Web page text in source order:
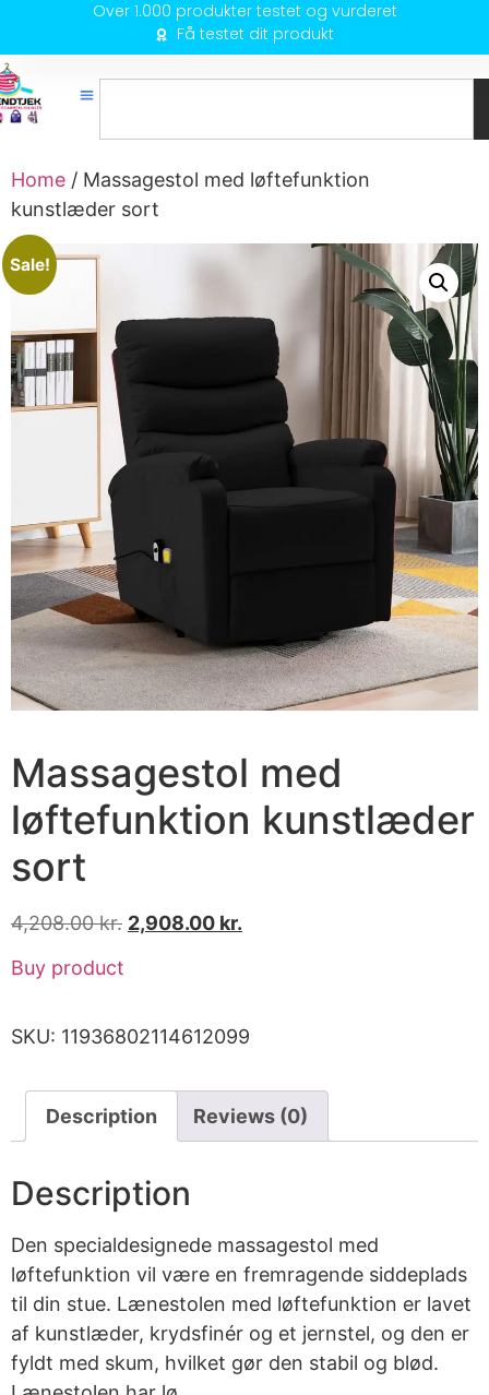
Over 1.000 produkter testet og vurderet
Få testet dit produkt
Home / Massagestol med løftefunktion
kunstlæder sort
Sale!
Massagestol med
løftefunktion kunstlæder
sort
4,208.00kr. 2,908.00 kr.
Buy product
SKU: 11936802114612099
Description Reviews (0)
Description
Den specialdesignede massagestol med
løftefunktion vil være en fremragende siddeplads
til din stue. Lænestolen med løftefunktion er lavet
af kunstlæder, krydsfinér og et jernstel, og den er
fyldt med skum, hvilket gør den stabil og blød.